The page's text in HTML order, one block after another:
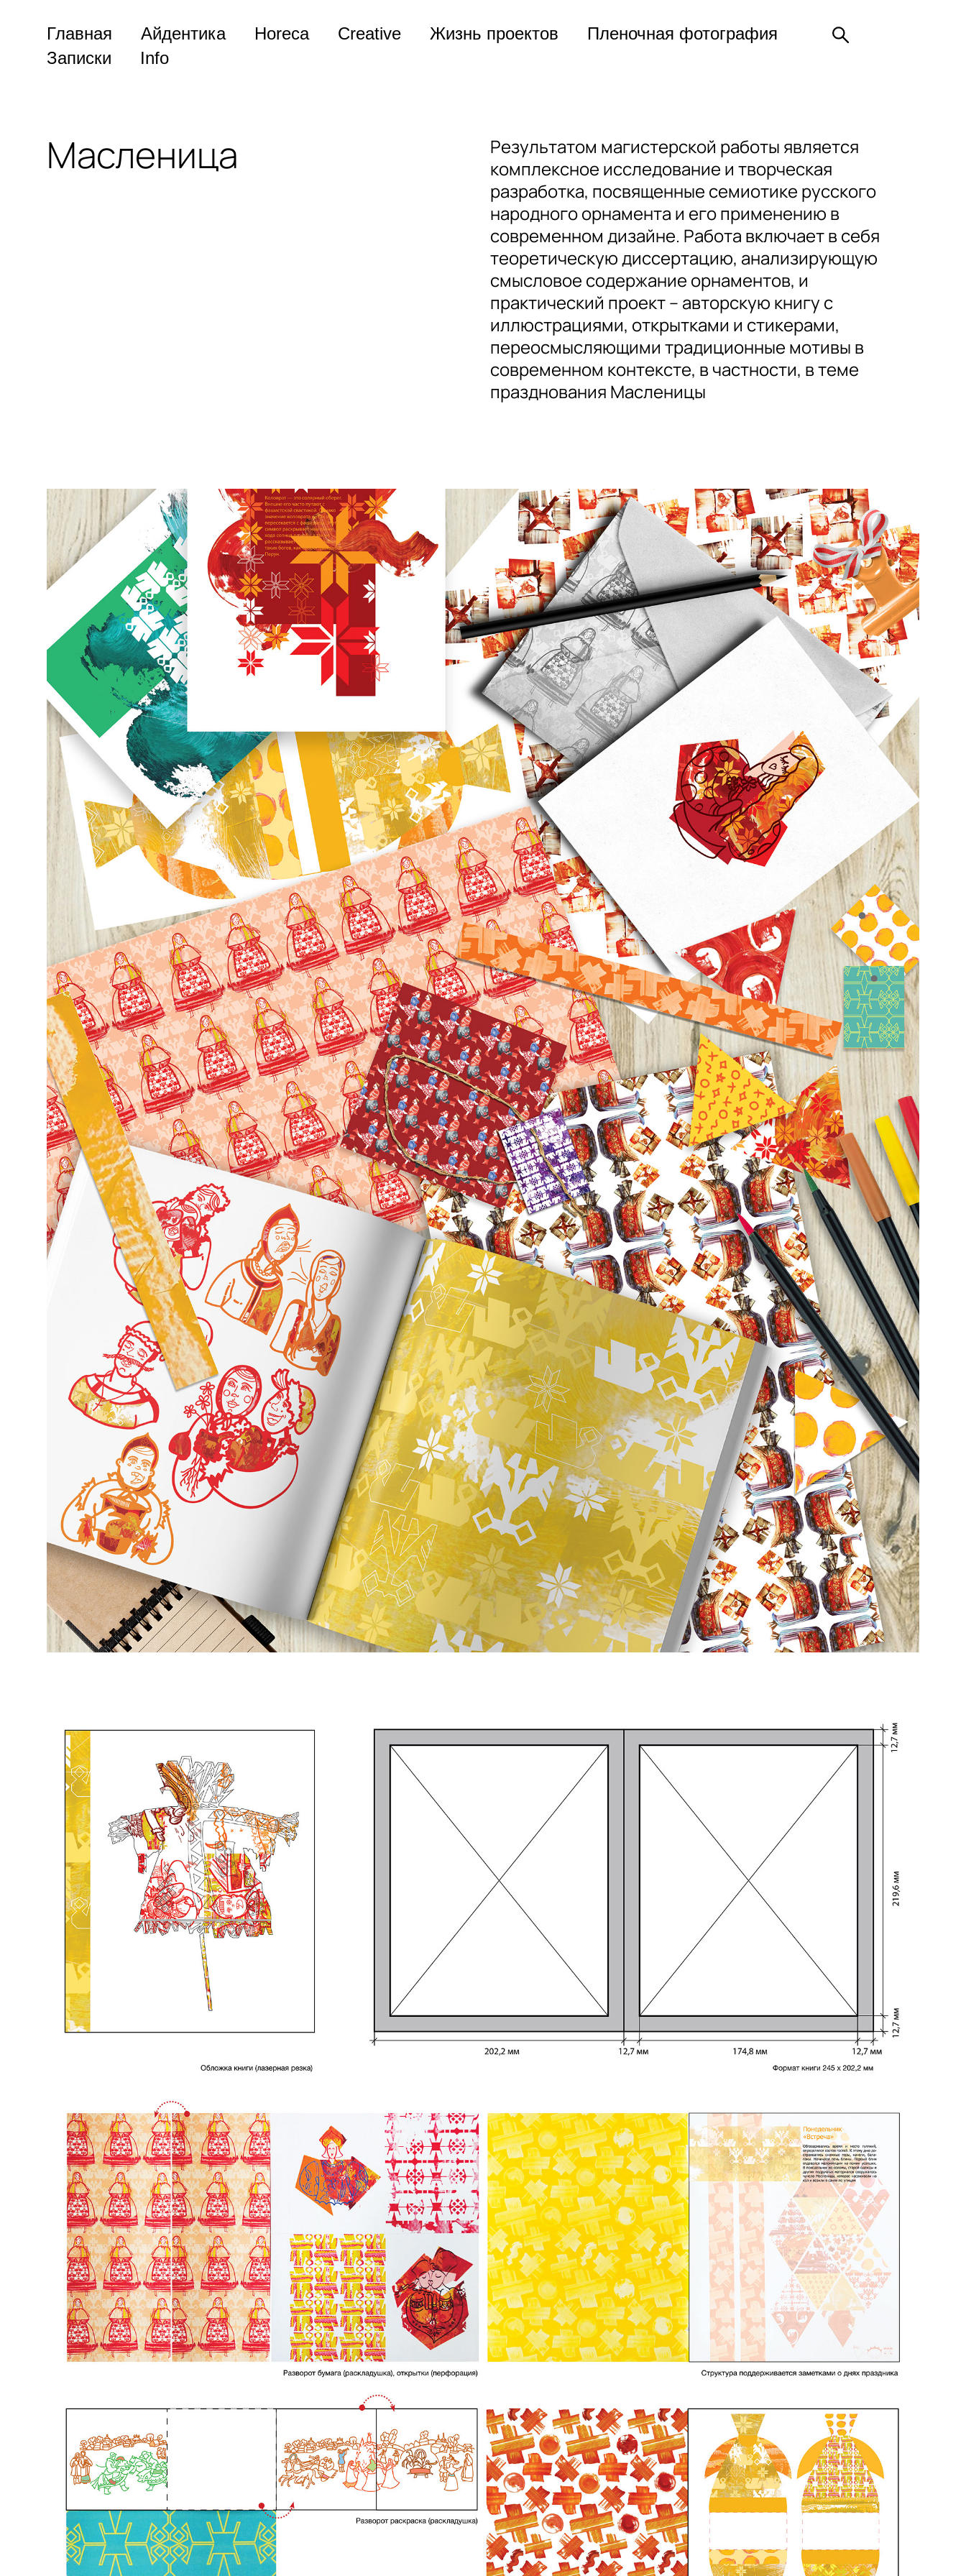
Главная Айдентика Horeca Creative Жизнь проектов
Пленочная фотография
Записки
Info
Масленица
Результатом магистерской работы является
комплексное исследование и творческая
разработка, посвященные семиотике русского
народного орнамента и его применению в
современном дизайне. Работа включает в себя
теоретическую диссертацию, анализирующую
смысловое содержание орнаментов, и
практический проект – авторскую книгу с
иллюстрациями, открытками и стикерами,
переосмысляющими традиционные мотивы в
современном контексте, в частности, в теме
празднования Масленицы